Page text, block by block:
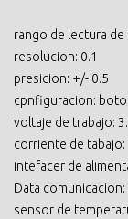
rango de lectura de
resolucion: 0.1
presicion: +/- 0.5
cpnfiguracion:
voltaje de trabajo:
corriente de tabajo:
intefacer de
Data
sensor de